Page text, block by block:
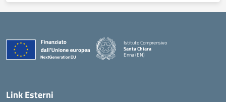
Istituto Comprensivo
Santa Chiara
Enna (EN)
Link Esterni